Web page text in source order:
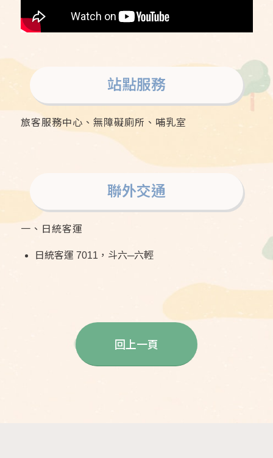
站點服務
旅客服務中心、無障礙廁所、哺乳室
聯外交通
一、日統客運
日統客運 7011，斗六─六輕
回上一頁